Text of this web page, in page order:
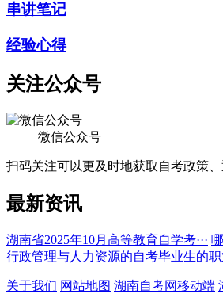
串讲笔记
经验心得
关注公众号
微信公众号
扫码关注可以更及时地获取自考政策
最新资讯
湖南省2025年10月高等教育自学考···
行政管理与人力资源的自考毕业生的职
关于我们 网站地图 湖南自考网移动端